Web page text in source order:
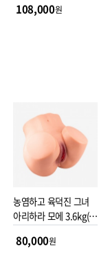
108,000원
농염하고 육덕진 그녀
아리하라 모에 3.6kg(무
80,000원